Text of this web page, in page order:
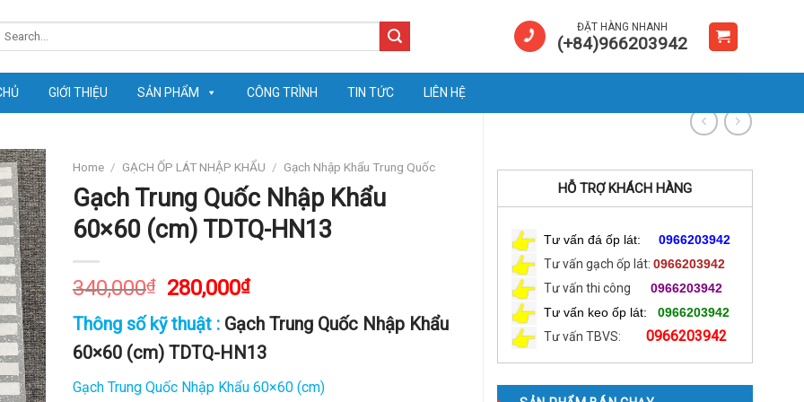
ĐẶT HÀNG NHANH
(+84)966203942
GIỚI THIỆU SẢN PHẨM CÔNG TRÌNH TIN TỨC LIÊN HỆ
HỖ TRỢ KHÁCH HÀNG
Tư vấn đá ốp lát: 0966203942
Tư vấn gạch ốp lát: 0966203942
Tư vấn thi công
0966203942
Tư vấn keo ốp lát:
0966203942
Tư vấn TBVS:
0966203942
Home / GẠCH ỐP LÁT NHẬP KHẨU / Gạch Nhập Khẩu Trung Quốc
Gạch Trung Quốc Nhập Khẩu
60×60 (cm) TDTQ-HN13
340,000₫ 280,000₫
Thông số kỹ thuật : Gạch Trung Quốc Nhập Khẩu
60×60 (cm) TDTQ-HN13
Gạch Trung Quốc Nhập Khẩu 60×60 (cm)